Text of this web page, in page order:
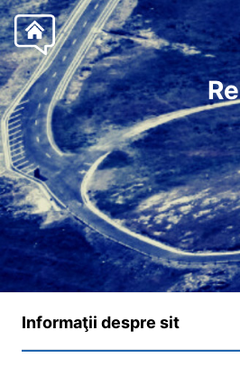
Informaţii despre sit